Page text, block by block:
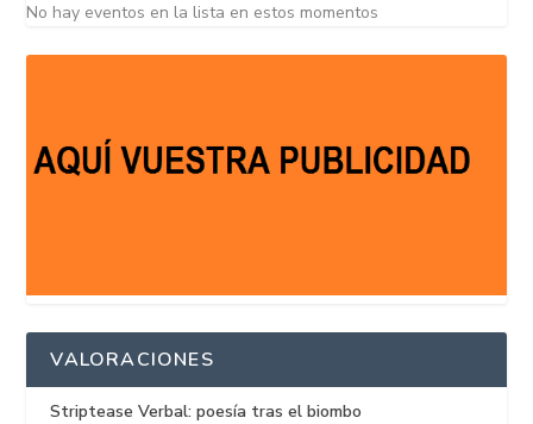
No hay eventos en la lista en estos momentos
VALORACIONES
Striptease Verbal: poesía tras el biombo